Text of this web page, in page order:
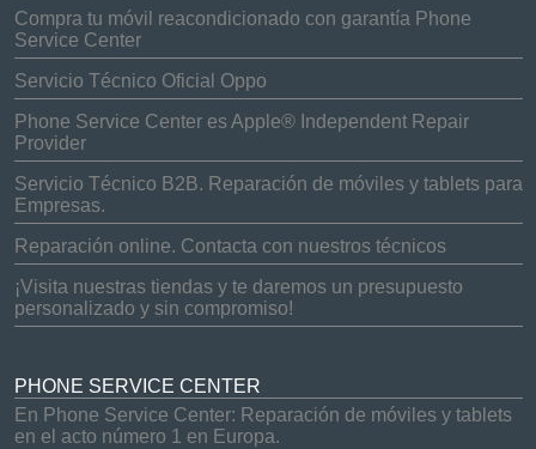
Compra tu móvil reacondicionado con garantía Phone
Service Center
Servicio Técnico Oficial Oppo
Phone Service Center es Apple® Independent Repair
Provider
Servicio Técnico B2B. Reparación de móviles y tablets para
Empresas.
Reparación online. Contacta con nuestros técnicos
¡Visita nuestras tiendas y te daremos un presupuesto
personalizado y sin compromiso!
PHONE SERVICE CENTER
En Phone Service Center: Reparación de móviles y tablets
en el acto número 1 en Europa.